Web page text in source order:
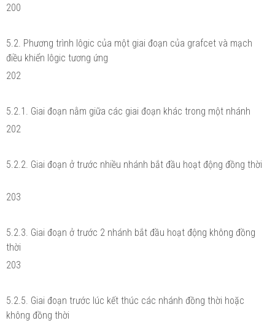
200
5.2. Phương trình lôgic của một giai đoạn của grafcet và mạch
điều khiển lôgic tương ứng
202
5.2.1. Giai đoạn nằm giữa các giai đoạn khác trong một nhánh
202
5.2.2. Giai đoạn ở trước nhiều nhánh bắt đầu hoạt động đồng thời
203
5.2.3. Giai đoạn ở trước 2 nhánh bắt đầu hoạt động không đồng
thời
203
5.2.5. Giai đoạn trước lúc kết thúc các nhánh đồng thời hoặc
không đồng thời